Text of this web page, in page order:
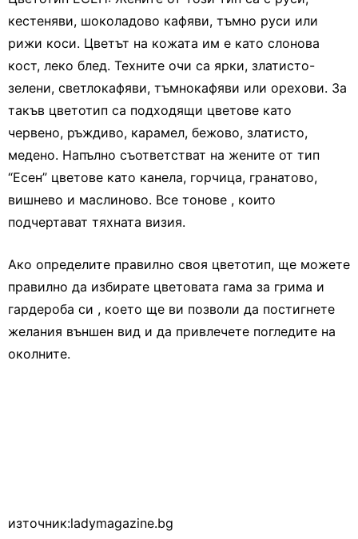
кестеняви, шоколадово кафяви, тъмно руси или
рижи коси. Цветът на кожата им е като слонова
кост, леко блед. Техните очи са ярки, златисто-
зелени, светлокафяви, тъмнокафяви или орехови. За
такъв цветотип са подходящи цветове като
червено, ръждиво, карамел, бежово, златисто,
медено. Напълно съответстват на жените от тип
“Есен” цветове като канела, горчица, гранатово,
вишнево и маслиново. Все тонове , които
подчертават тяхната визия.
Ако определите правилно своя цветотип, ще можете
правилно да избирате цветовата гама за грима и
гардероба си , което ще ви позволи да постигнете
желания външен вид и да привлечете погледите на
околните.
източник:ladymagazine.bg